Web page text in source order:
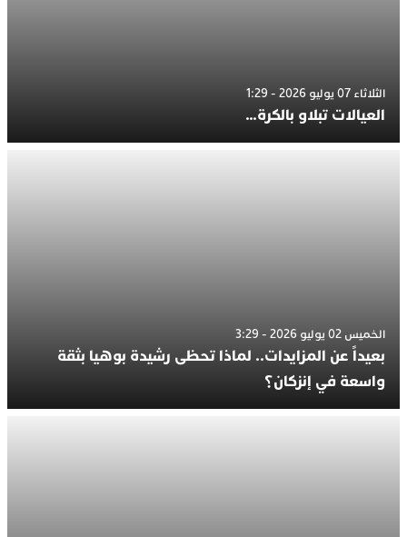
الثلاثاء 07 يوليو 2026 - 1:29
العيالات تبلاو بالكرة…
الخميس 02 يوليو 2026 - 3:29
بعيداً عن المزايدات.. لماذا تحظى رشيدة بوهيا بثقة
واسعة في إنزكان؟